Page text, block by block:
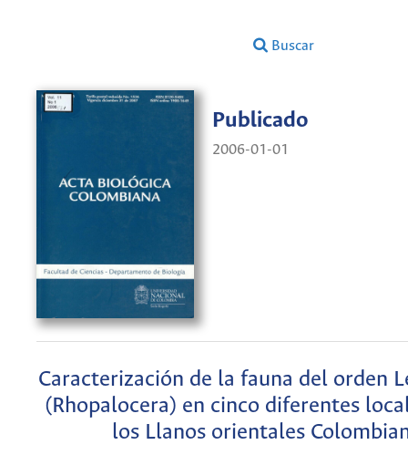
Buscar
Publicado
2006-01-01
Caracterización de la fauna del orden
(Rhopalocera) en cinco diferentes
los Llanos orientales